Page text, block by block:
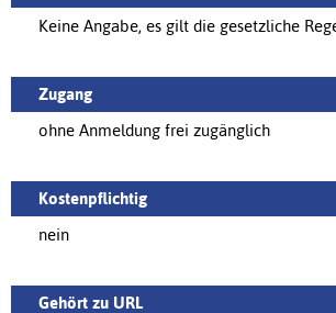
Keine Angabe, es gilt die gesetzliche
Zugang
ohne Anmeldung frei zugänglich
Kostenpflichtig
nein
Gehört zu URL